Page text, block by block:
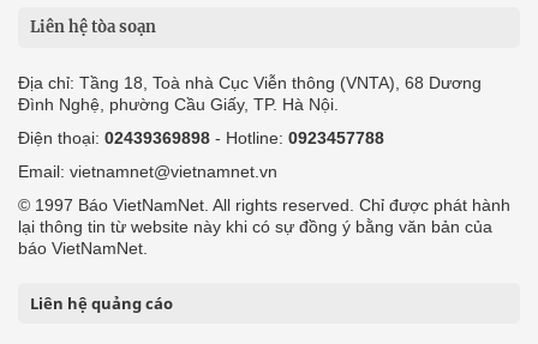
Liên hệ tòa soạn
Địa chỉ: Tầng 18, Toà nhà Cục Viễn thông (VNTA), 68 Dương
Đình Nghệ, phường Cầu Giấy, TP. Hà Nội.
Điện thoại: 02439369898 - Hotline: 0923457788
Email: vietnamnet@vietnamnet.vn
© 1997 Báo VietNamNet. All rights reserved. Chỉ được phát hành
lại thông tin từ website này khi có sự đồng ý bằng văn bản của
báo VietNamNet.
Liên hệ quảng cáo